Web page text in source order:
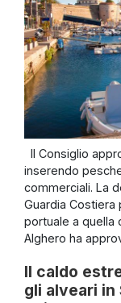
Il Consiglio
inserendo
commerciali. La
Guardia Costiera
portuale a quella
Alghero ha
Il caldo
gli alveari